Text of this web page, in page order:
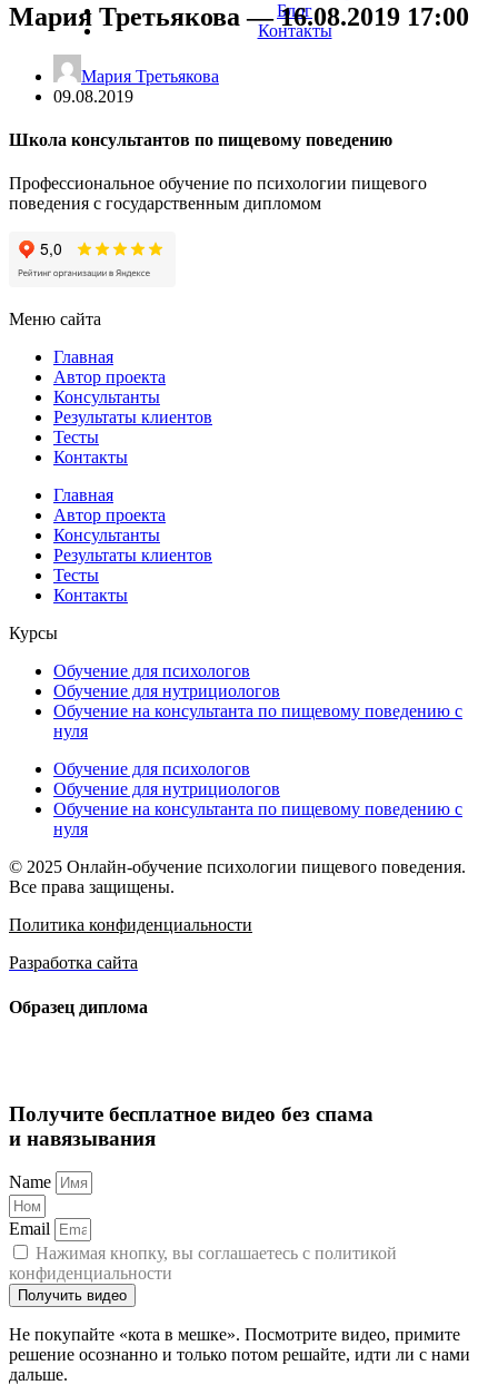
Блог
Контакты
Мария Третьякова — 16.08.2019 17:00
Мария Третьякова
09.08.2019
Школа консультантов по пищевому поведению
Профессиональное обучение по психологии пищевого
поведения с государственным дипломом
Меню сайта
Главная
Автор проекта
Консультанты
Результаты клиентов
Тесты
Контакты
Главная
Автор проекта
Консультанты
Результаты клиентов
Тесты
Контакты
Курсы
Обучение для психологов
Обучение для нутрициологов
Обучение на консультанта по пищевому поведению с
нуля
Обучение для психологов
Обучение для нутрициологов
Обучение на консультанта по пищевому поведению с
нуля
© 2025 Онлайн-обучение психологии пищевого поведения.
Все права защищены.
Политика конфиденциальности
Разработка сайта
Образец диплома
Получите бесплатное видео без спама
и навязывания
Name
Email
Нажимая кнопку, вы соглашаетесь с политикой
конфиденциальности
Получить видео
Не покупайте «кота в мешке». Посмотрите видео, примите
решение осознанно и только потом решайте, идти ли с нами
дальше.